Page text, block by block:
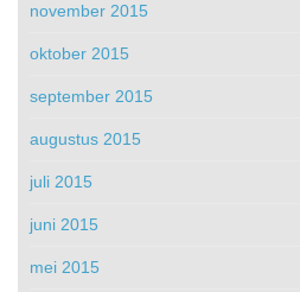
november 2015
oktober 2015
september 2015
augustus 2015
juli 2015
juni 2015
mei 2015